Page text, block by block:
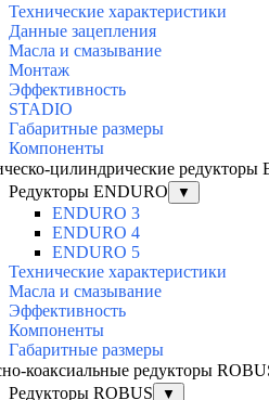
Технические характеристики
Данные зацепления
Масла и смазывание
Монтаж
Эффективность
STADIO
Габаритные размеры
Компоненты
цилиндрические редукторы
Редукторы ENDURO
▼
ENDURO 3
ENDURO 4
ENDURO 5
Технические характеристики
Масла и смазывание
Эффективность
Компоненты
Габаритные размеры
коаксиальные редукторы
Редукторы ROBUS
▼